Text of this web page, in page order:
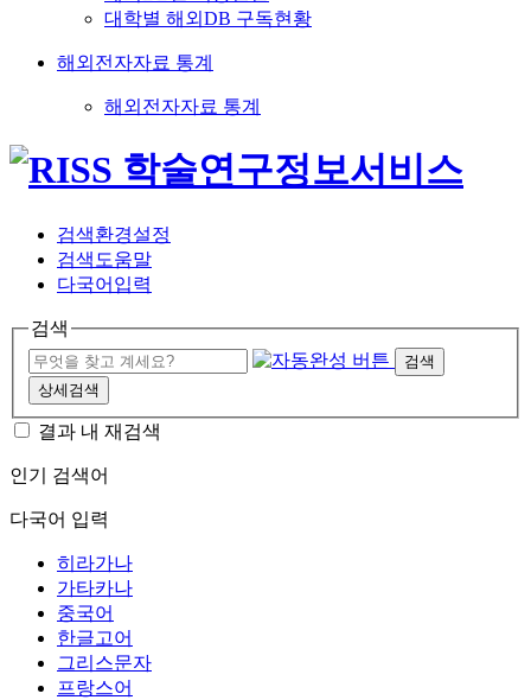
대학별 해외DB 구독현황
해외전자자료 통계
해외전자자료 통계
검색환경설정
검색도움말
다국어입력
검색
검색
상세검색
결과 내 재검색
인기 검색어
다국어 입력
히라가나
가타카나
중국어
한글고어
그리스문자
프랑스어